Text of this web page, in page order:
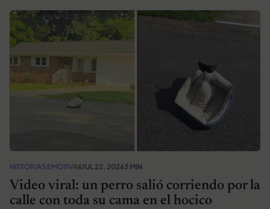
HISTORIAS EMOTIVASJUL 22, 20263 MIN
Video viral: un perro salió corriendo por la
calle con toda su cama en el hocico